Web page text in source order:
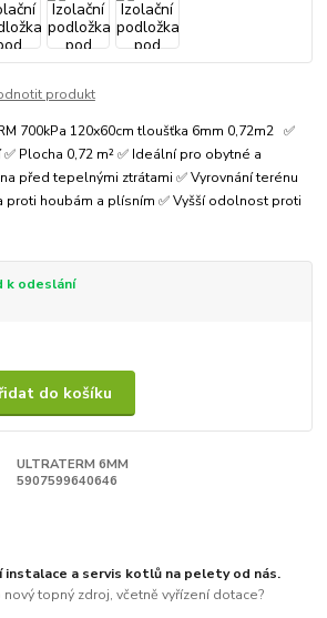
produkt
700kPa 120x60cm tloušťka 6mm 0,72m2 ✅
Plocha 0,72 m² ✅ Ideální pro obytné a
před tepelnými ztrátami ✅ Vyrovnání terénu
proti houbám a plísním ✅ Vyšší odolnost proti
k odeslání
do košíku
ULTRATERM 6MM
5907599640646
instalace a servis kotlů na pelety od nás.
nový topný zdroj, včetně vyřízení dotace?